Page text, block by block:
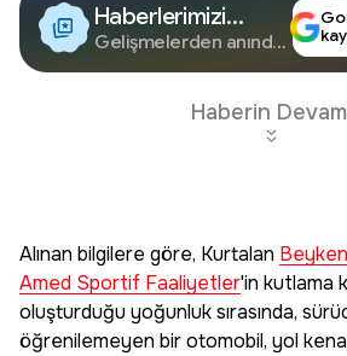
Haberlerimizi
Google'da Takip
Edin
Gelişmelerden anında
Haberin
Alınan bilgilere göre, Kurtalan
Amed Sportif Faaliyetler'in kutlama
oluşturduğu yoğunluk sırasında,
öğrenilemeyen bir otomobil, yol